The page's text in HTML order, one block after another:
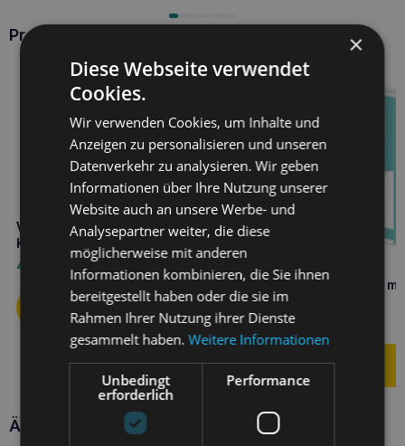
Produkte VETFOOD
VETFOOD Amylactiv digest 120
Kapseln
47,50
VETFOOD Flora Balance
Kapseln
12,10€
Ähnliche Produkte
×
Diese Webseite verwendet
Cookies.
Wir verwenden Cookies, um Inhalte und
Anzeigen zu personalisieren und unseren
Datenverkehr zu analysieren. Wir geben
Informationen über Ihre Nutzung unserer
Website auch an unsere Werbe- und
Analysepartner weiter, die diese
möglicherweise mit anderen
Informationen kombinieren, die Sie ihnen
bereitgestellt haben oder die sie im
Rahmen Ihrer Nutzung ihrer Dienste
gesammelt haben.Weitere Informationen
Unbedingt
erforderlich
Performance